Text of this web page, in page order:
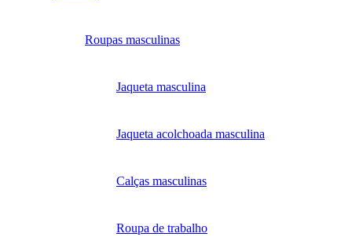
Roupas masculinas
Jaqueta masculina
Jaqueta acolchoada masculina
Calças masculinas
Roupa de trabalho